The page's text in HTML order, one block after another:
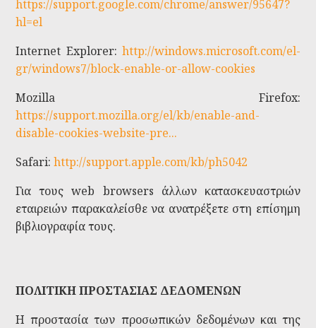
https://support.google.com/chrome/answer/95647?
hl=el
Internet Explorer: http://windows.microsoft.com/el-
gr/windows7/block-enable-or-allow-cookies
Mozilla Firefox:
https://support.mozilla.org/el/kb/enable-and-
disable-cookies-website-pre...
Safari:http://support.apple.com/kb/ph5042
Για τους web browsers άλλων κατασκευαστριών
εταιρειών παρακαλείσθε να ανατρέξετε στη επίσημη
βιβλιογραφία τους.
ΠΟΛΙΤΙΚΗ ΠΡΟΣΤΑΣΙΑΣ ΔΕΔΟΜΕΝΩΝ
Η προστασία των προσωπικών δεδομένων και της